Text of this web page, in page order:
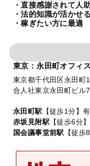
・直接感謝されて人
・法的知識が活かせ
・稼ぎたい方に最適
東京：永田町オフィス
東京都千代田区永田町
合人社東京永田町ビル
永田町駅 【徒歩1分】
赤坂見附駅 【徒歩6分
国会議事堂前駅
【徒
プライバシーポリ